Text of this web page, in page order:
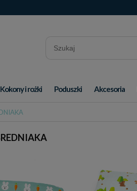
Kokony i rożki Poduszki Akcesoria